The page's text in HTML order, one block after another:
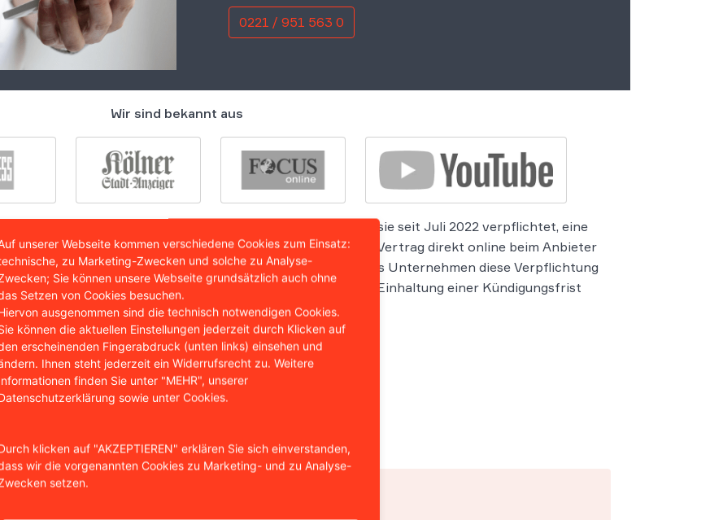
0221 / 951 563 0
Wir sind bekannt aus
kostenpflichtiger Dauerschuldverhältnisse an, sind sie seit Juli 2022 verpflichtet, eine
einzurichten. Verbraucher sollen dadurch ihren Vertrag direkt online beim Anbieter
E-Mail oder Briefpost nutzen zu müssen. Für den Fall, dass Unternehmen diese Verpflichtung
vor, dass die betroffenen Verträge jederzeit und ohne Einhaltung einer Kündigungsfrist
Solmecke
unserer Webseite kommen verschiedene Cookies zum Einsatz:
zu Marketing-Zwecken und solche zu Analyse-
Sie können unsere Webseite grundsätzlich auch ohne
Setzen von Cookies besuchen.
ausgenommen sind die technisch notwendigen Cookies.
können die aktuellen Einstellungen jederzeit durch Klicken auf
erscheinenden Fingerabdruck (unten links) einsehen und
Ihnen steht jederzeit ein Widerrufsrecht zu. Weitere
finden Sie unter "MEHR", unserer
sowie unter Cookies.
klicken auf "AKZEPTIEREN" erklären Sie sich einverstanden,
wir die vorgenannten Cookies zu Marketing- und zu Analyse-
setzen.